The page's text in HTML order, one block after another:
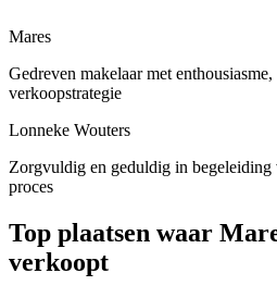
Mares
Gedreven makelaar met
verkoopstrategie
Lonneke Wouters
Zorgvuldig en geduldig in begeleiding
proces
Top plaatsen waar
verkoopt